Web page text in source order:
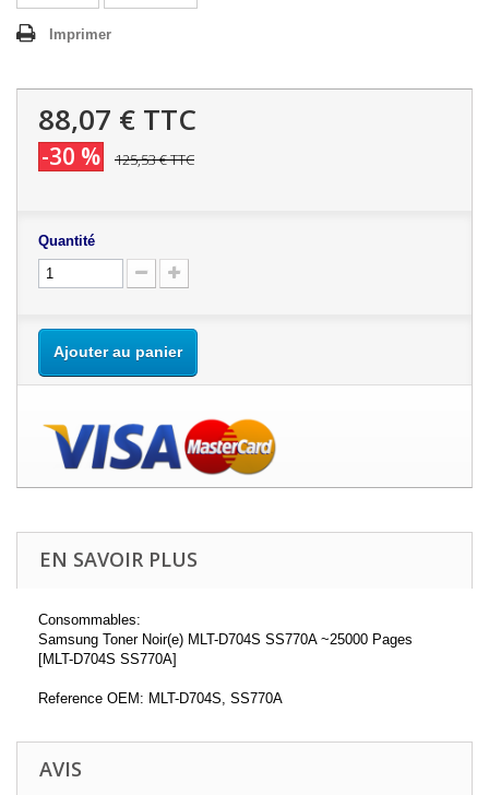
Imprimer
88,07 € TTC
-30 % 125,53 €TTC
Quantité
Ajouter au panier
EN SAVOIR PLUS
Consommables:
Samsung Toner Noir(e) MLT-D704S SS770A ~25000 Pages
[MLT-D704S SS770A]
Reference OEM: MLT-D704S, SS770A
AVIS